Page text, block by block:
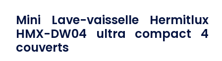
Mini Lave-vaisselle Hermitlux
HMX-DW04 ultra compact 4
couverts